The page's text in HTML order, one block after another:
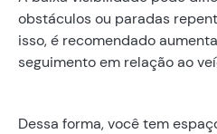
obstáculos ou paradas
isso, é recomendado
seguimento em relação ao
Dessa forma, você tem